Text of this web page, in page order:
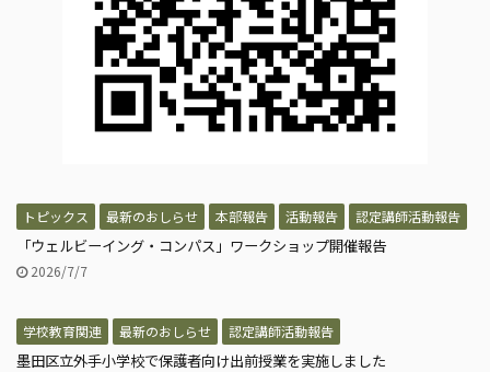
トピックス 最新のおしらせ 本部報告 活動報告 認定講師活動報告
「ウェルビーイング・コンパス」ワークショップ開催報告
2026/7/7
学校教育関連 最新のおしらせ 認定講師活動報告
墨田区立外手小学校で保護者向け出前授業を実施しました